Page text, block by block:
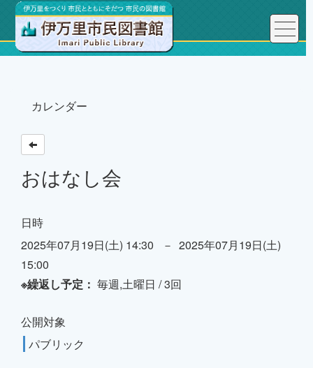
トップページ
カレンダー
おはなし会
日時
2025年07月19日(土) 14:30 － 2025年07月19日(土)
15:00
※繰返し予定： 毎週,土曜日 / 3回
公開対象
パブリック